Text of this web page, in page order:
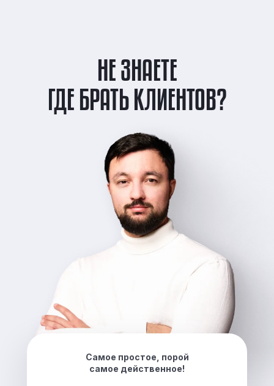
ГДЕ БРАТЬ КЛИЕНТОВ?
НЕ ЗНАЕТЕ
Самое простое, порой
самое действенное!